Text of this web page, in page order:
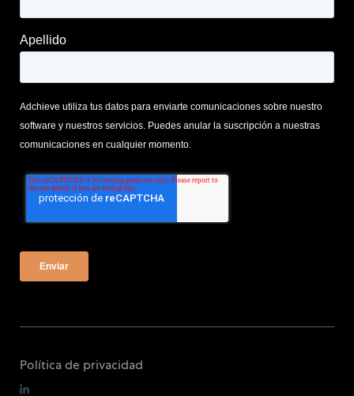
Apellido
Adchieve utiliza tus datos para enviarte comunicaciones sobre nuestro
software y nuestros servicios. Puedes anular la suscripción a nuestras
comunicaciones en cualquier momento.
Política de privacidad